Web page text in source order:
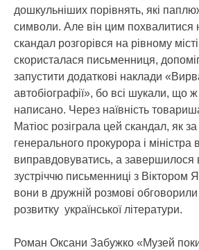
дошкульніших порівнять, які
символи. Але він цим похвалитися
скандал розгорівся на рівному
скористалася письменниця,
запустити додаткові наклади
автобіографії», бо всі шукали, що
написано. Через наївність
Матіос розіграла цей скандал, як
генерального прокурора і міністра
виправдовуватись, а завершилося
зустріччю письменниці з Віктором
вони в дружній розмові
розвитку української літератури.
Роман Оксани Забужко «Музей